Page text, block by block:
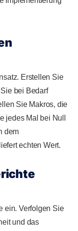
Erstellen Sie
bei Bedarf
Sie Makros, die
jedes Mal bei Null
dem
liefert echten Wert.
ein. Verfolgen Sie
und das